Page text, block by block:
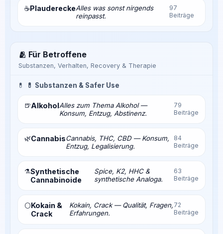
☕PlaudereckeAlles was sonst nirgends
reinpasst.
97
Beiträge
🫂 Für Betroffene
Substanzen, Verhalten, Recovery & Therapie
💊 💊 Substanzen & Safer Use
🍺AlkoholAlles zum Thema Alkohol —
Konsum, Entzug, Abstinenz.
79
Beiträge
🌿CannabisCannabis, THC, CBD — Konsum,
Entzug, Legalisierung.
84
Beiträge
⚗️Synthetische
Cannabinoide
Spice, K2, HHC &
synthetische Analoga.
63
Beiträge
⚪Kokain &
Crack
Kokain, Crack — Qualität, Fragen,
Erfahrungen.
72
Beiträge